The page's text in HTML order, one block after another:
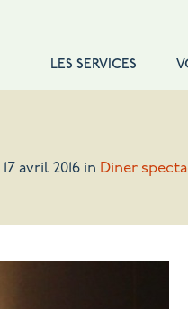
LES SERVICES
17 avril 2016 in Diner